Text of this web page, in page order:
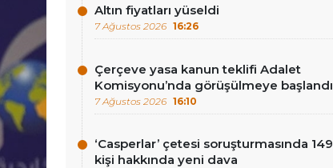
Altın fiyatları yüseldi
7 Ağustos 2026 16:26
Çerçeve yasa kanun teklifi Adalet
Komisyonu’nda görüşülmeye başlandı
7 Ağustos 2026 16:10
‘Casperlar’ çetesi soruşturmasında 149
kişi hakkında yeni dava